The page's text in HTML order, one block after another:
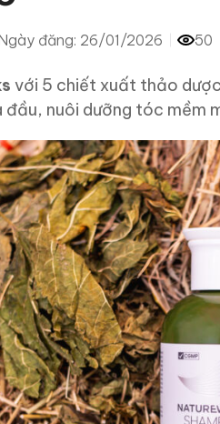
đăng: 26/01/2026 50
với 5 chiết xuất thảo
nuôi dưỡng tóc mềm